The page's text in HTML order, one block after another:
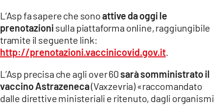
App
ANDROID
APPLE
L’Asp fa sapere che sonoattive da oggi le
prenotazioni sulla piattaforma online, raggiungibile
tramite il seguente link:
http://prenotazioni.vaccinicovid.gov.it
L’Asp precisa che agli over 60 sarà somministrato il
vaccino Astrazeneca(Vaxzevria) «raccomandato
dalle direttive ministeriali e ritenuto, dagli organismi